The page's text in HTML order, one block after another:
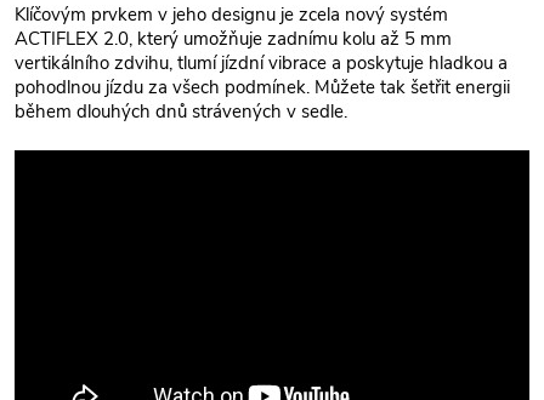
Klíčovým prvkem v jeho designu je zcela nový systém
ACTIFLEX 2.0, který umožňuje zadnímu kolu až 5 mm
vertikálního zdvihu, tlumí jízdní vibrace a poskytuje hladkou a
pohodlnou jízdu za všech podmínek. Můžete tak šetřit energii
během dlouhých dnů strávených v sedle.